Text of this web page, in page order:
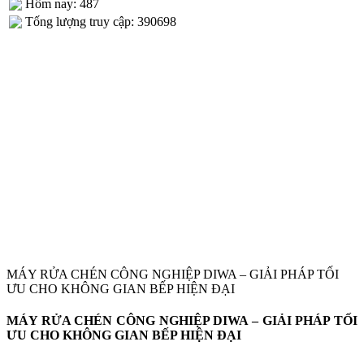
Hôm nay: 487
Tống lượng truy cập: 390698
MÁY RỬA CHÉN CÔNG NGHIỆP DIWA – GIẢI PHÁP TỐI
ƯU CHO KHÔNG GIAN BẾP HIỆN ĐẠI
MÁY RỬA CHÉN CÔNG NGHIỆP DIWA – GIẢI PHÁP TỐI
ƯU CHO KHÔNG GIAN BẾP HIỆN ĐẠI